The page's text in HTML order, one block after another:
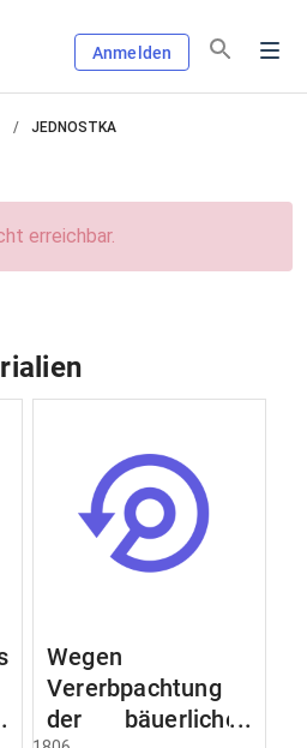
Anmelden
JEDNOSTKA
erreichbar.
Wegen
Vererbpachtung
der bäuerlichen